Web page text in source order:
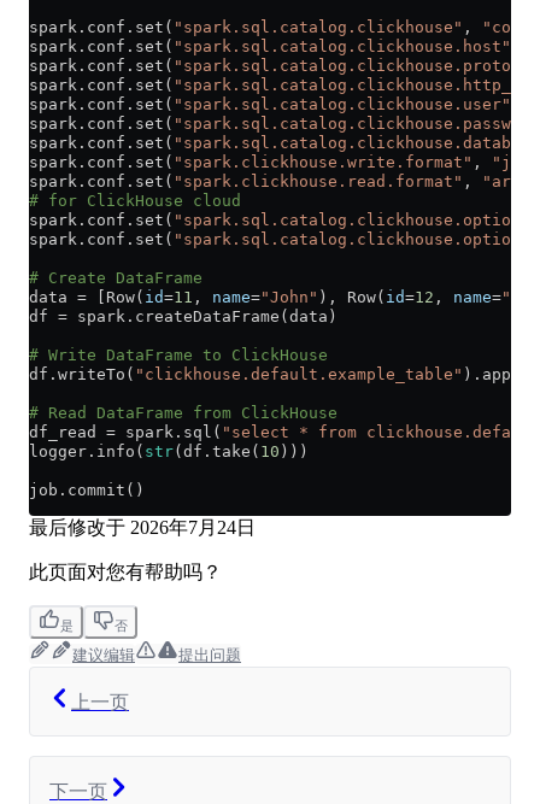
spark.conf.set( "spark.sql.catalog.clickhouse" ,
spark.conf.set( "spark.sql.catalog.clickhouse.host"
spark.conf.set(
spark.conf.set(
spark.conf.set( "spark.sql.catalog.clickhouse.user"
spark.conf.set(
spark.conf.set(
spark.conf.set( "spark.clickhouse.write.format" ,
spark.conf.set( "spark.clickhouse.read.format" ,
# for ClickHouse cloud
spark.conf.set(
spark.conf.set(
# Create DataFrame
data = [Row( id=11 , name="John" ), Row( id=12 , name=
df = spark.createDataFrame(data)
# Write DataFrame to ClickHouse
df.writeTo( "clickhouse.default.example_table"
# Read DataFrame from ClickHouse
df_read = spark.sql( "select * from
logger.info( str(df.take( 10 )))
job.commit()
最后修改于 2026年7月24日
此页面对您有帮助吗？
是 否
建议编辑 提出问题
上一页
下一页